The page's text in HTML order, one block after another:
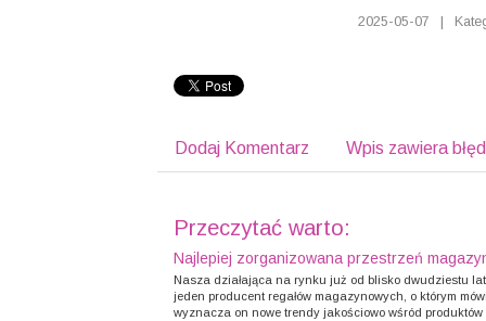
2025-05-07 |
Dodaj Komentarz Wpis zawiera
Przeczytać warto:
Najlepiej zorganizowana przestrzeń
Nasza działająca na rynku już od blisko dwudziestu
jeden producent regałów magazynowych, o którym
wyznacza on nowe trendy jakościowo wśród